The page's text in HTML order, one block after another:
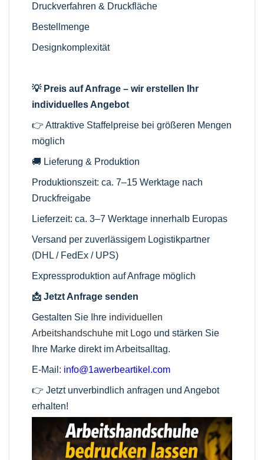
Druckverfahren & Druckfläche
Bestellmenge
Designkomplexität
💡 Preis auf Anfrage – wir erstellen Ihr
individuelles Angebot
👉 Attraktive Staffelpreise bei größeren Mengen
möglich
🚚 Lieferung & Produktion
Produktionszeit: ca. 7–15 Werktage nach
Druckfreigabe
Lieferzeit: ca. 3–7 Werktage innerhalb Europas
Versand per zuverlässigem Logistikpartner
(DHL / FedEx / UPS)
Expressproduktion auf Anfrage möglich
📩 Jetzt Anfrage senden
Gestalten Sie Ihre individuellen
Arbeitshandschuhe mit Logo und stärken Sie
Ihre Marke direkt im Arbeitsalltag.
E-Mail: info@1awerbeartikel.com
👉 Jetzt unverbindlich anfragen und Angebot
erhalten!